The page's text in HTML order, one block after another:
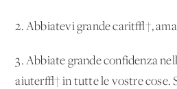
2. Abbiatevi grande carit√†,
3. Abbiate grande confidenza
aiuter√† in tutte le vostre cose.